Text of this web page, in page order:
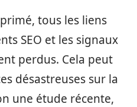
tous les liens
SEO et les signaux
perdus. Cela peut
désastreuses sur la
une étude récente,